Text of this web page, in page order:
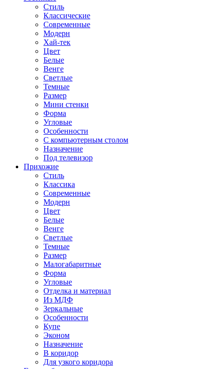
Стиль
Классические
Современные
Модерн
Хай-тек
Цвет
Белые
Венге
Светлые
Темные
Размер
Мини стенки
Форма
Угловые
Особенности
С компьютерным столом
Назначение
Под телевизор
Прихожие
Стиль
Классика
Современные
Модерн
Цвет
Белые
Венге
Светлые
Темные
Размер
Малогабаритные
Форма
Угловые
Отделка и материал
Из МДФ
Зеркальные
Особенности
Купе
Эконом
Назначение
В коридор
Для узкого коридора